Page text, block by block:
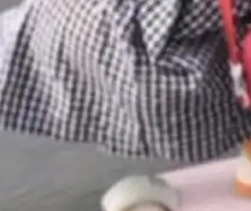
队跟得上AI应用...
生大量无意义的组
、全 null 了。要知道
得靠"文档、校验、或
Rust 的 enum，两个
我们发布了 Cloudfla
天机器人，跟其他所
过，实际上它不一
重制版，我十年前的
，这次它构建在 Cloudf
九年时间搭建的平台
基本上是我十年秘密
团队推出了最新开源项
器上运行 Cloudflare
的守护进程。 设
是一个独立的 SQLite
制到你自己的 S3 兼容
过这个存储库协调——
议。每个对象自带一
分片构建，单个数据
在设计层面就被消除
几乎不占资源。当 cel
/AI榜：vivo夺
Galaxy Z系列
于存储等硬件成本暴
过啊，新机速度明显
多。新机参数规格除开
要么是中低端机器，
Note 17、REDMI No
项目——DeltaDB，一
每一次编辑操作的版